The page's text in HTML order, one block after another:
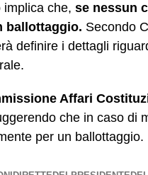
che, se nessun
ballottaggio. Secondo
definire i dettagli
Affari
che in caso di
per un ballottaggio.